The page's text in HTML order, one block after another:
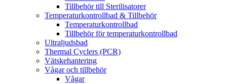
Tillbehör till Sterilisatorer
Temperaturkontrollbad & Tillbehör
Temperaturkontrollbad
Tillbehör för temperaturkontrollbad
Ultraljudsbad
Thermal Cyclers (PCR)
Vätskehantering
Vågar och tillbehör
Vågar